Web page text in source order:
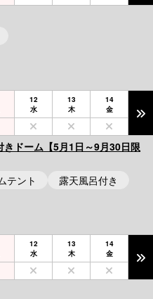
12
水
13
木
14
金
ドーム【5月1日～9月30日限
テント 露天風呂付き
12
水
13
木
14
金